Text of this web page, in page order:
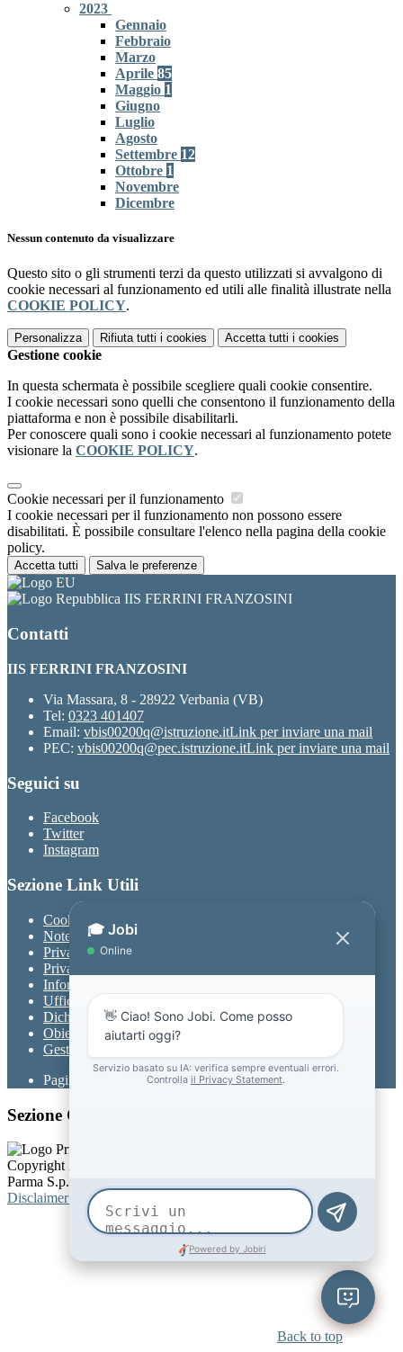
2023
Gennaio
Febbraio
Marzo
Aprile 85
Maggio 1
Giugno
Luglio
Agosto
Settembre 12
Ottobre 1
Novembre
Dicembre
Nessun contenuto da visualizzare
Questo sito o gli strumenti terzi da questo utilizzati si avvalgono di
cookie necessari al funzionamento ed utili alle finalità illustrate nella
COOKIE POLICY.
Personalizza Rifiuta tutti i cookies Accetta tutti i cookies
Gestione cookie
In questa schermata è possibile scegliere quali cookie consentire.
I cookie necessari sono quelli che consentono il funzionamento della
piattaforma e non è possibile disabilitarli.
Per conoscere quali sono i cookie necessari al funzionamento potete
visionare la COOKIE POLICY.
Cookie necessari per il funzionamento
I cookie necessari per il funzionamento non possono essere
disabilitati. È possibile consultare l'elenco nella pagina della cookie
policy.
Accetta tutti Salva le preferenze
IIS FERRINI FRANZOSINI
Contatti
IIS FERRINI FRANZOSINI
Via Massara, 8 - 28922 Verbania (VB)
Tel: 0323 401407
Email: vbis00200q@istruzione.itLink per inviare una mail
PEC: vbis00200q@pec.istruzione.itLink per inviare una mail
Seguici su
Facebook
Twitter
Instagram
Sezione Link Utili
Cookie policy
Note legali
Privacy
Privacy Policy
Informativa Privacy chatbot Jobi
Ufficio Relazioni con il Pubblico
Dichiarazione di accessibilità
Obiettivi di accessibilità
Gestione consensi cookie
Pagina visualizzata14995volte
Sezione Copyright
Copyright 2026 | Engineered and powered by Gruppo Spaggiari
Parma S.p.A. | Divisione Publishing & New Social Media
Disclaimer trattamento dati personali
Back to top